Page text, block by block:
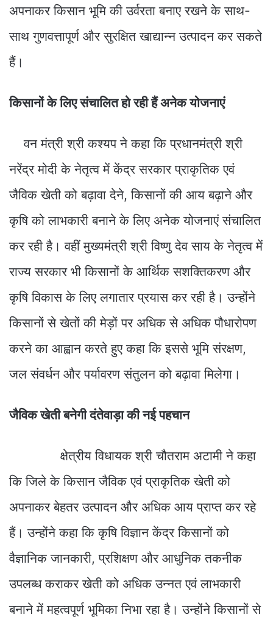
अपनाकर किसान भूमि की उर्वरता बनाए रखने के साथ-
साथ गुणवत्तापूर्ण और सुरक्षित खाद्यान्न उत्पादन कर सकते
हैं।
किसानों के लिए संचालित हो रही हैं अनेक योजनाएं
वन मंत्री श्री कश्यप ने कहा कि प्रधानमंत्री श्री
नरेंद्र मोदी के नेतृत्व में केंद्र सरकार प्राकृतिक एवं
जैविक खेती को बढ़ावा देने, किसानों की आय बढ़ाने और
कृषि को लाभकारी बनाने के लिए अनेक योजनाएं संचालित
कर रही है। वहीं मुख्यमंत्री श्री विष्णु देव साय के नेतृत्व में
राज्य सरकार भी किसानों के आर्थिक सशक्तिकरण और
कृषि विकास के लिए लगातार प्रयास कर रही है। उन्होंने
किसानों से खेतों की मेड़ों पर अधिक से अधिक पौधारोपण
करने का आह्वान करते हुए कहा कि इससे भूमि संरक्षण,
जल संवर्धन और पर्यावरण संतुलन को बढ़ावा मिलेगा।
जैविक खेती बनेगी दंतेवाड़ा की नई पहचान
क्षेत्रीय विधायक श्री चौतराम अटामी ने कहा
कि जिले के किसान जैविक एवं प्राकृतिक खेती को
अपनाकर बेहतर उत्पादन और अधिक आय प्राप्त कर रहे
हैं। उन्होंने कहा कि कृषि विज्ञान केंद्र किसानों को
वैज्ञानिक जानकारी, प्रशिक्षण और आधुनिक तकनीक
उपलब्ध कराकर खेती को अधिक उन्नत एवं लाभकारी
बनाने में महत्वपूर्ण भूमिका निभा रहा है। उन्होंने किसानों से